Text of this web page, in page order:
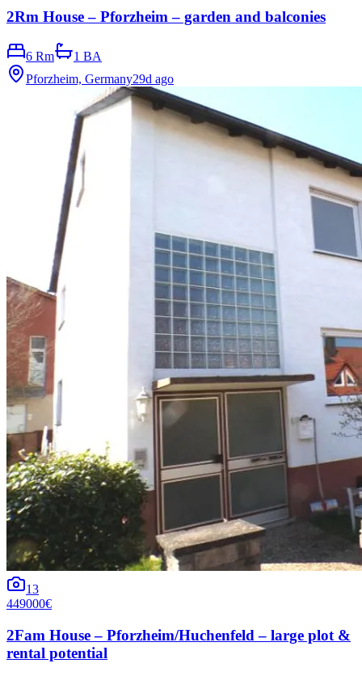
2Rm House – Pforzheim – garden and balconies
6 Rm
1 BA
Pforzheim, Germany29d ago
13
449000€
2Fam House – Pforzheim/Huchenfeld – large plot &
rental potential